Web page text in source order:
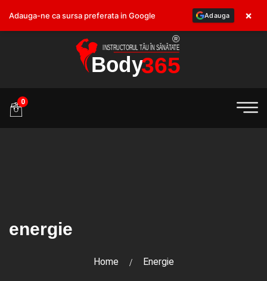
0
energie
Home Energie
Adauga-ne ca sursa preferata in Google Adauga ×